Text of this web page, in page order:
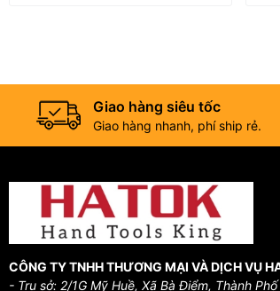
Giao hàng siêu tốc
Giao hàng nhanh, phí ship rẻ.
CÔNG TY TNHH THƯƠNG MẠI VÀ DỊCH VỤ
- Trụ sở: 2/1G Mỹ Huề, Xã Bà Điểm, Thành